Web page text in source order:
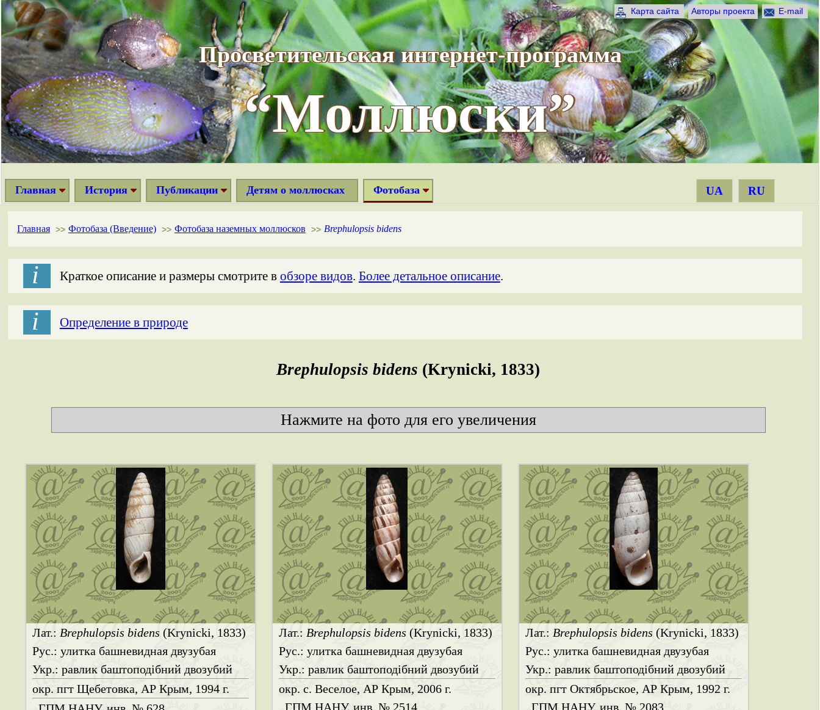
Карта сайта Авторы проекта E-mail
Просветительская интернет-программа
“Моллюски”
Главная История Публикации Детям о моллюсках Фотобаза UA RU
Главная >> Фотобаза (Введение) >> Фотобаза наземных моллюсков >> Brephulopsis bidens
і Краткое описание и размеры смотрите в обзоре видов. Более детальное описание.
і Определение в природе
Brephulopsis bidens (Krynicki, 1833)
Нажмите на фото для его увеличения
Лат.: Brephulopsis bidens (Krynicki, 1833)
Рус.: улитка башневидная двузубая
Укр.: равлик баштоподібний двозубий
окр. пгт Щебетовка, АР Крым, 1994 г.
Лат.: Brephulopsis bidens (Krynicki, 1833)
Рус.: улитка башневидная двузубая
Укр.: равлик баштоподібний двозубий
окр. с. Веселое, АР Крым, 2006 г.
ГПМ НАНУ, инв. № 2514
Лат.: Brephulopsis bidens (Krynicki, 1833)
Рус.: улитка башневидная двузубая
Укр.: равлик баштоподібний двозубий
окр. пгт Октябрьское, АР Крым, 1992 г.
ГПМ НАНУ, инв. № 2083